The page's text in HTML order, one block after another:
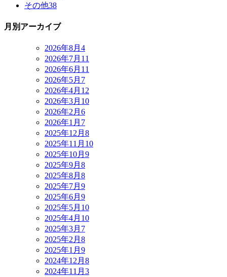
その他38
月別アーカイブ
2026年8月 4
2026年7月 11
2026年6月 11
2026年5月 7
2026年4月 12
2026年3月 10
2026年2月 6
2026年1月 7
2025年12月 8
2025年11月 10
2025年10月 9
2025年9月 8
2025年8月 8
2025年7月 9
2025年6月 9
2025年5月 10
2025年4月 10
2025年3月 7
2025年2月 8
2025年1月 9
2024年12月 8
2024年11月 3